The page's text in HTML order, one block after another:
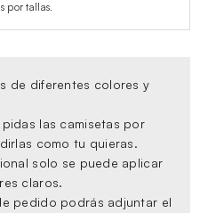
por tallas.
de diferentes colores y
las camisetas por
como tu quieras.
solo se puede aplicar
claros.
pedido podrás adjuntar el